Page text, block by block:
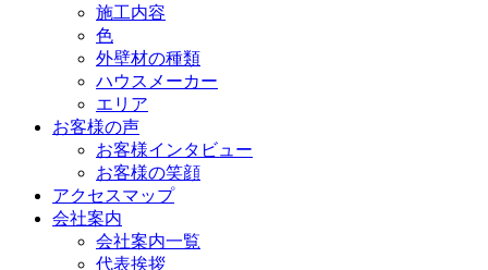
施工内容
色
外壁材の種類
ハウスメーカー
エリア
お客様の声
お客様インタビュー
お客様の笑顔
アクセスマップ
会社案内
会社案内一覧
代表挨拶